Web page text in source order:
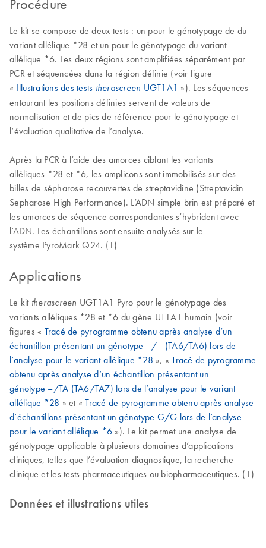
Procédure
Le kit se compose de deux tests : un pour le génotypage de du
variant allélique *28 et un pour le génotypage du variant
allélique *6. Les deux régions sont amplifiées séparément par
PCR et séquencées dans la région définie (voir figure
« Illustrations des tests therascreen UGT1A1 »). Les séquences
entourant les positions définies servent de valeurs de
normalisation et de pics de référence pour le génotypage et
l’évaluation qualitative de l’analyse.
Après la PCR à l’aide des amorces ciblant les variants
alléliques *28 et *6, les amplicons sont immobilisés sur des
billes de sépharose recouvertes de streptavidine (Streptavidin
Sepharose High Performance). L’ADN simple brin est préparé et
les amorces de séquence correspondantes s’hybrident avec
l’ADN. Les échantillons sont ensuite analysés sur le
système PyroMark Q24. (1)
Applications
Le kit therascreen UGT1A1 Pyro pour le génotypage des
variants alléliques *28 et *6 du gène UT1A1 humain (voir
figures « Tracé de pyrogramme obtenu après analyse d’un
échantillon présentant un génotype –/– (TA6/TA6) lors de
l’analyse pour le variant allélique *28 », «Tracé de pyrogramme
obtenu après analyse d’un échantillon présentant un
génotype –/TA (TA6/TA7) lors de l’analyse pour le variant
allélique *28 » et «Tracé de pyrogramme obtenu après analyse
d’échantillons présentant un génotype G/G lors de l’analyse
pour le variant allélique *6 »). Le kit permet une analyse de
génotypage applicable à plusieurs domaines d’applications
cliniques, telles que l’évaluation diagnostique, la recherche
clinique et les tests pharmaceutiques ou biopharmaceutiques. (1)
Données et illustrations utiles